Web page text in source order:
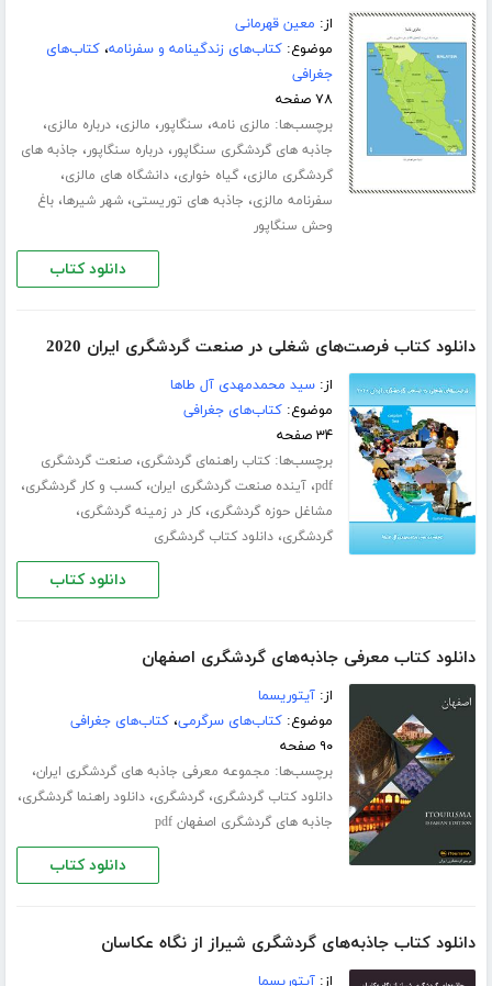
از: معین قهرمانی
موضوع:کتاب‌های زندگینامه و سفرنامه،کتاب‌های
جغرافی
۷۸ صفحه
برچسب‌ها: مالزی نامه، سنگاپور، مالزی،درباره مالزی،
جاذبه های گردشگری سنگاپور،درباره سنگاپور، جاذبه های
گردشگری مالزی،گیاه خواری،دانشگاه های مالزی،
سفرنامه مالزی، جاذبه های توریستی،شهر شیرها،باغ
وحش سنگاپور
دانلود کتاب
دانلود کتاب فرصت‌های شغلی در صنعت گردشگری ایران 2020
از:سید محمدمهدی آل طاها
موضوع:کتاب‌های جغرافی
۳۴ صفحه
برچسب‌ها:کتاب راهنمای گردشگری،صنعت گردشگری
pdf،آینده صنعت گردشگری ایران،کسب و کار گردشگری،
مشاغل حوزه گردشگری،کار در زمینه گردشگری،
گردشگری،دانلود کتاب گردشگری
دانلود کتاب
دانلود کتاب معرفی جاذبه‌های گردشگری اصفهان
از:آیتوریسما
موضوع:کتاب‌های سرگرمی،کتاب‌های جغرافی
۹۰ صفحه
برچسب‌ها: مجموعه معرفی جاذبه های گردشگری ایران،
دانلود کتاب گردشگری،گردشگری،دانلود راهنما گردشگری،
جاذبه های گردشگری اصفهان pdf
دانلود کتاب
دانلود کتاب جاذبه‌های گردشگری شیراز از نگاه عکاسان
از:آیتوریسما